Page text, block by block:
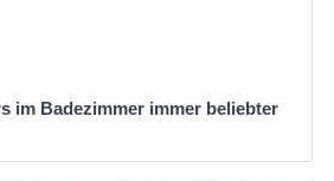
im Badezimmer immer beliebter